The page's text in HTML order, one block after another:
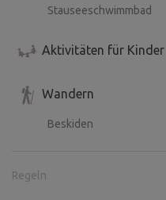
Stauseeschwimmbad
Aktivitäten für Kinder
Wandern
Beskiden
Regeln